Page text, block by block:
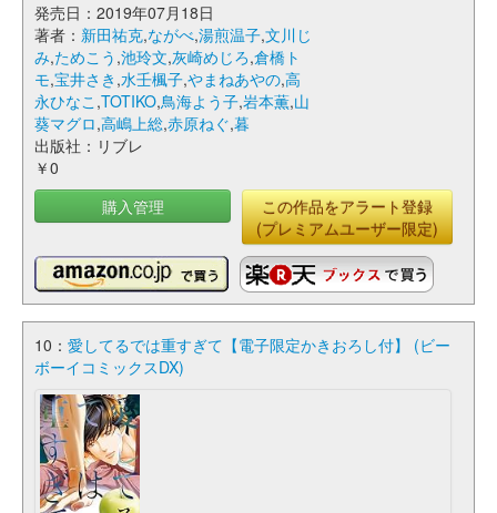
発売日：2019年07月18日
著者： 新田祐克,ながべ,湯煎温子,文川じ
み,ためこう ,池玲文,灰崎めじろ,倉橋ト
モ,宝井さき ,水壬楓子,やまねあやの,高
永ひなこ ,TOTIKO,鳥海よう子,岩本薫,山
葵マグロ,高嶋上総,赤原ねぐ,暮
出版社：リブレ
￥0
購入管理
この作品をアラート登録
(プレミアムユーザー限定)
10： 愛してるでは重すぎて【電子限定かきおろし付】 (ビー
ボーイコミックスDX)